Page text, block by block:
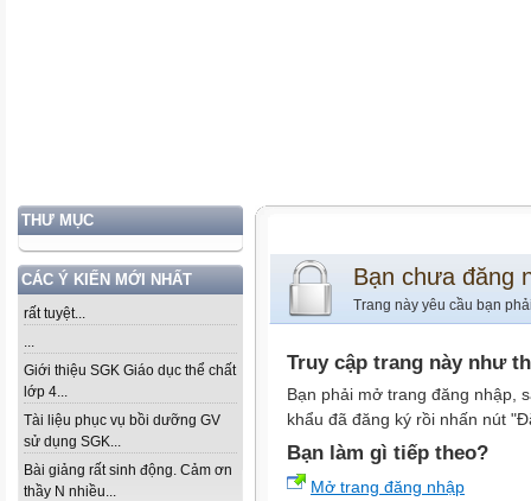
THƯ MỤC
CÁC Ý KIẾN MỚI NHẤT
rất tuyệt...
...
Giới thiệu SGK Giáo dục thể chất
lớp 4...
Tài liệu phục vụ bồi dưỡng GV
sử dụng SGK...
Bài giảng rất sinh động. Cảm ơn
thầy N nhiều...
Bạn chưa đăng
Trang này yêu cầu bạn
Truy cập trang này như
Bạn phải mở trang đăng nhập,
khẩu đã đăng ký rồi nhấn nút
Bạn làm gì tiếp theo?
Mở trang đăng nhập